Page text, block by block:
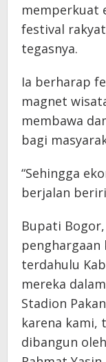
memperkuat
festival
tegasnya.
Ia berharap
magnet
membawa
bagi
“Sehingga
berjalan
Bupati
terdahulu
mereka
Stadion
karena kami,
dibangun